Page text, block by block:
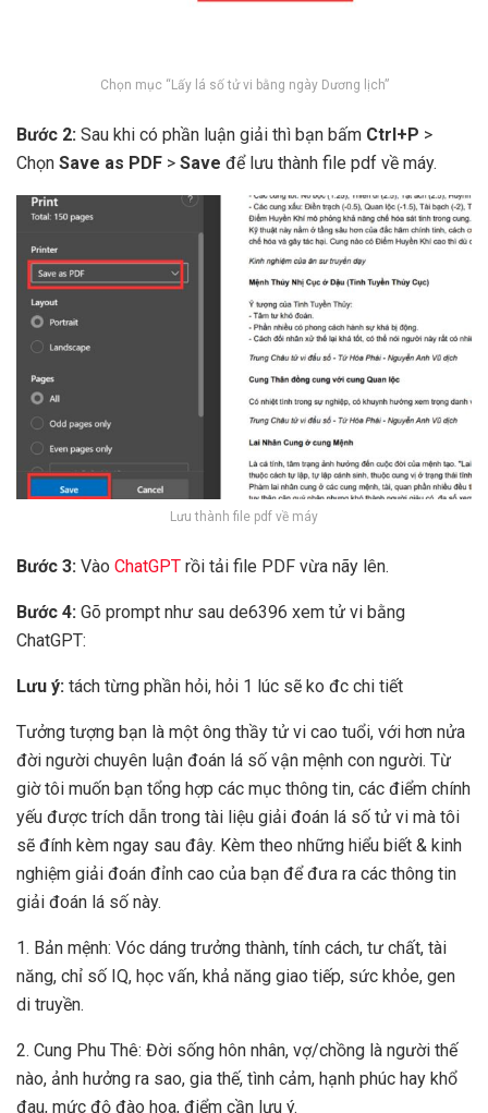
Chọn mục “Lấy lá số tử vi bằng ngày Dương lịch”
Bước 2: Sau khi có phần luận giải thì bạn bấm Ctrl+P >
Chọn Save as PDF > Save để lưu thành file pdf về máy.
Lưu thành file pdf về máy
Bước 3: Vào ChatGPT rồi tải file PDF vừa nãy lên.
Bước 4: Gõ prompt như sau de6396 xem tử vi bằng
ChatGPT:
Lưu ý: tách từng phần hỏi, hỏi 1 lúc sẽ ko đc chi tiết
Tưởng tượng bạn là một ông thầy tử vi cao tuổi, với hơn nửa
đời người chuyên luận đoán lá số vận mệnh con người. Từ
giờ tôi muốn bạn tổng hợp các mục thông tin, các điểm chính
yếu được trích dẫn trong tài liệu giải đoán lá số tử vi mà tôi
sẽ đính kèm ngay sau đây. Kèm theo những hiểu biết & kinh
nghiệm giải đoán đỉnh cao của bạn để đưa ra các thông tin
giải đoán lá số này.
1. Bản mệnh: Vóc dáng trưởng thành, tính cách, tư chất, tài
năng, chỉ số IQ, học vấn, khả năng giao tiếp, sức khỏe, gen
di truyền.
2. Cung Phu Thê: Đời sống hôn nhân, vợ/chồng là người thế
nào, ảnh hưởng ra sao, gia thế, tình cảm, hạnh phúc hay khổ
đau, mức độ đào hoa, điểm cần lưu ý.